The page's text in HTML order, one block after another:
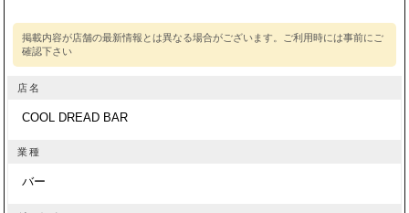
店名
COOL DREAD BAR
業種
バー